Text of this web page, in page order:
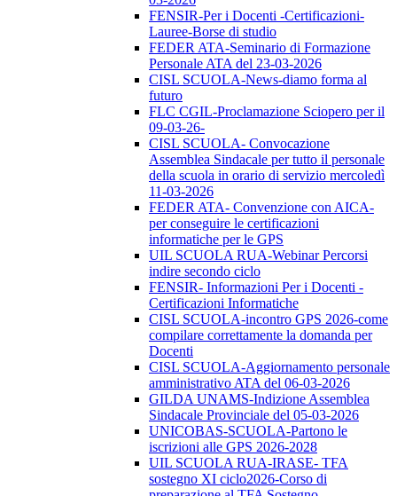
FENSIR-Per i Docenti -Certificazioni-
Lauree-Borse di studio
FEDER ATA-Seminario di Formazione
Personale ATA del 23-03-2026
CISL SCUOLA-News-diamo forma al
futuro
FLC CGIL-Proclamazione Sciopero per il
09-03-26-
CISL SCUOLA- Convocazione
Assemblea Sindacale per tutto il personale
della scuola in orario di servizio mercoledì
11-03-2026
FEDER ATA- Convenzione con AICA-
per conseguire le certificazioni
informatiche per le GPS
UIL SCUOLA RUA-Webinar Percorsi
indire secondo ciclo
FENSIR- Informazioni Per i Docenti -
Certificazioni Informatiche
CISL SCUOLA-incontro GPS 2026-come
compilare correttamente la domanda per
Docenti
CISL SCUOLA-Aggiornamento personale
amministrativo ATA del 06-03-2026
GILDA UNAMS-Indizione Assemblea
Sindacale Provinciale del 05-03-2026
UNICOBAS-SCUOLA-Partono le
iscrizioni alle GPS 2026-2028
UIL SCUOLA RUA-IRASE- TFA
sostegno XI ciclo2026-Corso di